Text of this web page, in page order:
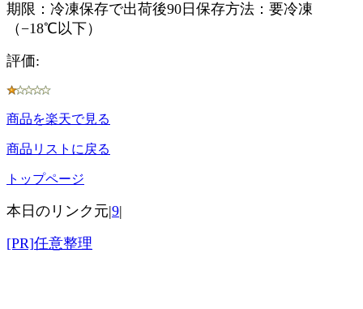
期限：冷凍保存で出荷後90日保存方法：要冷凍
（−18℃以下）
評価:
商品を楽天で見る
商品リストに戻る
トップページ
本日のリンク元|9|
[PR]任意整理